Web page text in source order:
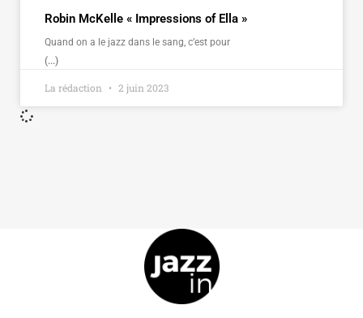
Robin McKelle « Impressions of Ella »
Quand on a le jazz dans le sang, c’est pour
(...)
La rédaction 2 juin 2023